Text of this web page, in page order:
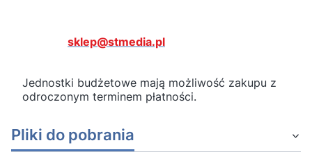
sklep@stmedia.pl
Jednostki budżetowe mają możliwość zakupu z
odroczonym terminem płatności.
Pliki do pobrania